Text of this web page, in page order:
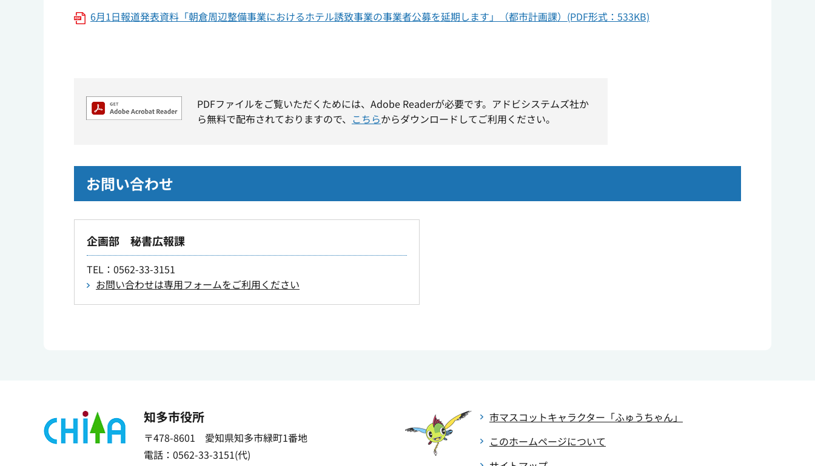
6月1日報道発表資料「朝倉周辺整備事業におけるホテル誘致事業の事業者公募を延期します」（都市計画課）(PDF形式：533KB)
PDFファイルをご覧いただくためには、Adobe Readerが必要です。アドビシステムズ社か
ら無料で配布されておりますので、 こちらからダウンロードしてご利用ください。
お問い合わせ
企画部 秘書広報課
TEL ：0562-33-3151
お問い合わせは専用フォームをご利用ください
知多市役所
〒478-8601 愛知県知多市緑町1番地
電話：0562-33-3151(代)
市マスコットキャラクター 「ふゅうちゃん」
このホームページについて